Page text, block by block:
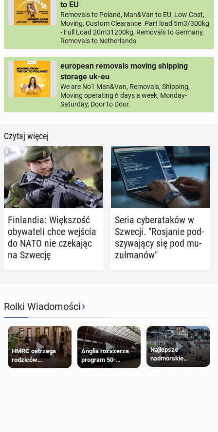
to EU
Removals to Poland, Man&Van to EU, Low Cost,
Moving, Custom Clearance. Part load 5m3/300kg
- Full Load 20m31200kg, Removals to Germany,
Removals to Netherlands
european removals moving shipping
storage uk-eu
We are No1 Man&Van, Removals, Shipping,
Moving operating 6 days a week, Monday-
Saturday, Door to Door.
Czytaj więcej
Fin­lan­dia: Więk­szość
oby­wa­te­li chce wejścia
do NATO nie cze­ka­jąc
na Szwecję
Seria cy­be­ra­ta­ków w
Szwecji. "Ro­sja­nie pod­
szy­wa­ją­cy się pod mu­
zuł­ma­nów"
Rolki Wiadomości›
HMRC ostrzega
rodziców
pobierających Child
Anglia rozszerza
program 50-
procentowych
Najlepsze
nadmorskie
miasteczko blisko